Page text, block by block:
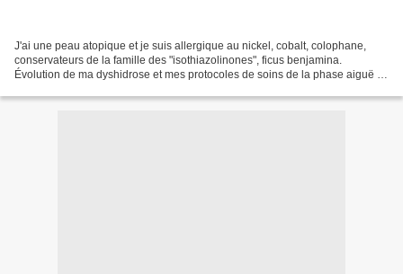
J'ai une peau atopique et je suis allergique au nickel, cobalt, colophane,
conservateurs de la famille des "isothiazolinones", ficus benjamina.
Évolution de ma dyshidrose et mes protocoles de soins de la phase aiguë à